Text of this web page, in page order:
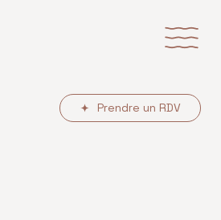
Prendre un RDV